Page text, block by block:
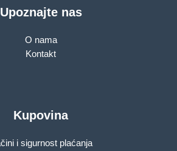
Upoznajte nas
O nama
Kontakt
Kupovina
i sigurnost plaćanja